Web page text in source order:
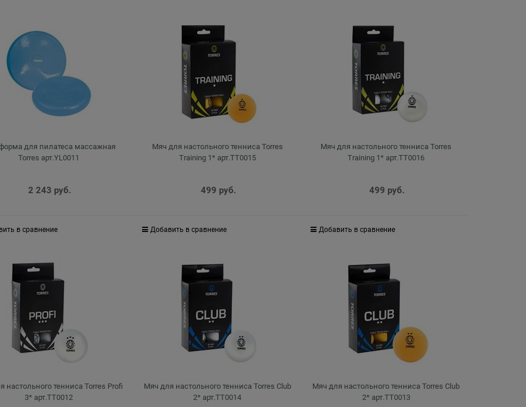
для пилатеса массажная
Torres арт.YL0011
2 243 руб.
в сравнение
Мяч для настольного тенниса Torres
Training 1* арт.TT0015
499 руб.
Добавить в сравнение
Мяч для настольного тенниса Torres
Training 1* арт.TT0016
499 руб.
Добавить в сравнение
настольного тенниса Torres Profi
3* арт.TT0012
Мяч для настольного тенниса Torres Club
2* арт.TT0014
Мяч для настольного тенниса Torres Club
2* арт.TT0013